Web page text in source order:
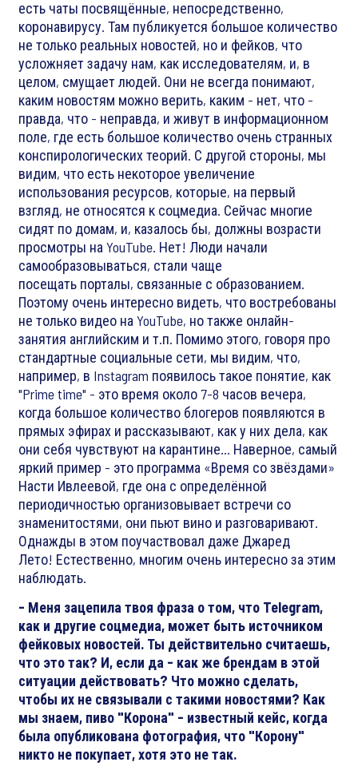
есть чаты посвящённые, непосредственно,
коронавирусу. Там публикуется большое количество
не только реальных новостей, но и фейков, что
усложняет задачу нам, как исследователям, и, в
целом, смущает людей. Они не всегда понимают,
каким новостям можно верить, каким - нет, что -
правда, что - неправда, и живут в информационном
поле, где есть большое количество очень странных
конспирологических теорий. С другой стороны, мы
видим, что есть некоторое увеличение
использования ресурсов, которые, на первый
взгляд, не относятся к соцмедиа. Сейчас многие
сидят по домам, и, казалось бы, должны возрасти
просмотры на YouTube. Нет! Люди начали
самообразовываться, стали чаще
посещать порталы, связанные с образованием.
Поэтому очень интересно видеть, что востребованы
не только видео на YouTube, но также онлайн-
занятия английским и т.п. Помимо этого, говоря про
стандартные социальные сети, мы видим, что,
например, в Instagram появилось такое понятие, как
"Prime time" - это время около 7-8 часов вечера,
когда большое количество блогеров появляются в
прямых эфирах и рассказывают, как у них дела, как
они себя чувствуют на карантине... Наверное, самый
яркий пример - это программа «Время со звёздами»
Насти Ивлеевой, где она с определённой
периодичностью организовывает встречи со
знаменитостями, они пьют вино и разговаривают.
Однажды в этом поучаствовал даже Джаред
Лето! Естественно, многим очень интересно за этим
наблюдать.
- Меня зацепила твоя фраза о том, что Telegram,
как и другие соцмедиа, может быть источником
фейковых новостей. Ты действительно считаешь,
что это так? И, если да - как же брендам в этой
ситуации действовать? Что можно сделать,
чтобы их не связывали с такими новостями? Как
мы знаем, пиво "Корона" - известный кейс, когда
была опубликована фотография, что "Корону"
никто не покупает, хотя это не так.